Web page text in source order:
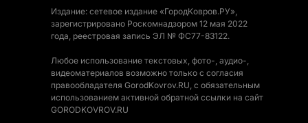
Издание: сетевое издание «ГородКовров.РУ»,
зарегистрировано Роскомнадзором 12 мая 2022
года, реестровая запись ЭЛ № ФС77-83122.
Любое использование текстовых, фото-, аудио-,
видеоматериалов возможно только с согласия
правообладателя GorodKovrov.RU, с обязательным
использованием активной обратной ссылки на сайт
GORODKOVROV.RU